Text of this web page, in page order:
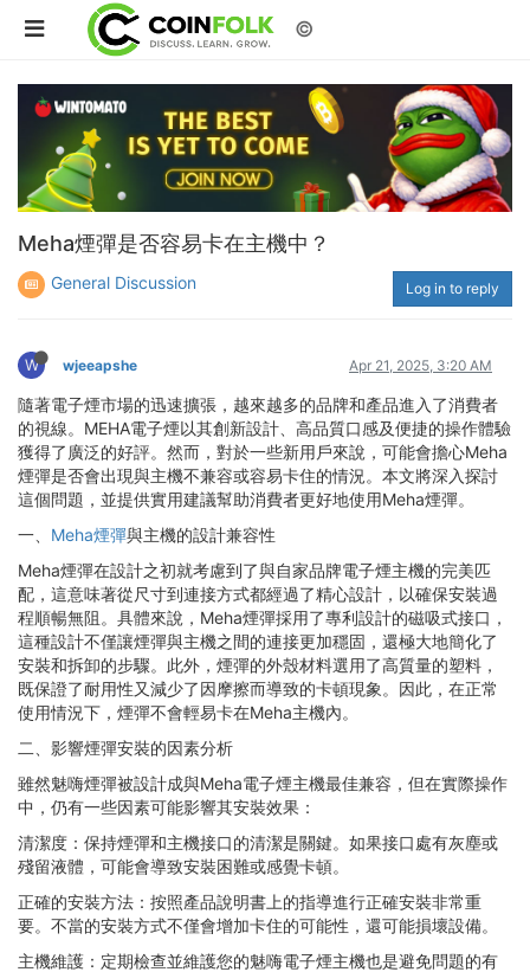
©
Meha煙彈是否容易卡在主機中？
General Discussion Log in to reply
W wjeeapshe Apr 21, 2025, 3:20 AM
隨著電子煙市場的迅速擴張，越來越多的品牌和產品進入了消費者
的視線。MEHA電子煙以其創新設計、高品質口感及便捷的操作體驗
獲得了廣泛的好評。然而，對於一些新用戶來說，可能會擔心Meha
煙彈是否會出現與主機不兼容或容易卡住的情況。本文將深入探討
這個問題，並提供實用建議幫助消費者更好地使用Meha煙彈。
一、 Meha煙彈與主機的設計兼容性
Meha煙彈在設計之初就考慮到了與自家品牌電子煙主機的完美匹
配，這意味著從尺寸到連接方式都經過了精心設計，以確保安裝過
程順暢無阻。具體來說，Meha煙彈採用了專利設計的磁吸式接口，
這種設計不僅讓煙彈與主機之間的連接更加穩固，還極大地簡化了
安裝和拆卸的步驟。此外，煙彈的外殼材料選用了高質量的塑料，
既保證了耐用性又減少了因摩擦而導致的卡頓現象。因此，在正常
使用情況下，煙彈不會輕易卡在Meha主機內。
二、影響煙彈安裝的因素分析
雖然魅嗨煙彈被設計成與Meha電子煙主機最佳兼容，但在實際操作
中，仍有一些因素可能影響其安裝效果：
清潔度：保持煙彈和主機接口的清潔是關鍵。如果接口處有灰塵或
殘留液體，可能會導致安裝困難或感覺卡頓。
正確的安裝方法：按照產品說明書上的指導進行正確安裝非常重
要。不當的安裝方式不僅會增加卡住的可能性，還可能損壞設備。
主機維護：定期檢查並維護您的魅嗨電子煙主機也是避免問題的有